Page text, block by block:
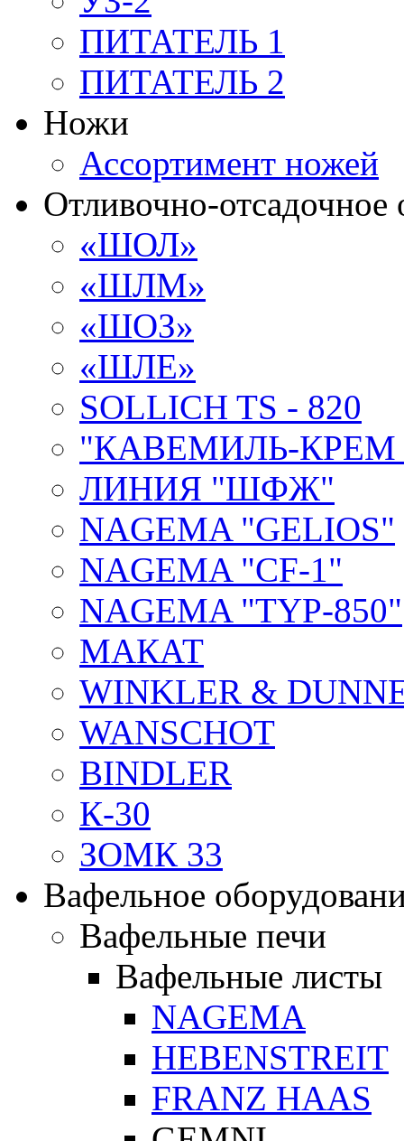
ПИТАТЕЛЬ 1
ПИТАТЕЛЬ 2
Ножи
Ассортимент ножей
Отливочно-отсадочное
«ШОЛ»
«ШЛМ»
«ШОЗ»
«ШЛЕ»
SOLLICH TS - 820
"КАВЕМИЛЬ-КРЕМ
ЛИНИЯ "ШФЖ"
NAGEMA "GELIOS"
NAGEMA "CF-1"
NAGEMA "TYP-850"
МАКАТ
WINKLER &
WANSCHOT
BINDLER
К-30
ЗОМК 33
Вафельное
Вафельные печи
Вафельные листы
NAGEMA
HEBENSTREIT
FRANZ HAAS